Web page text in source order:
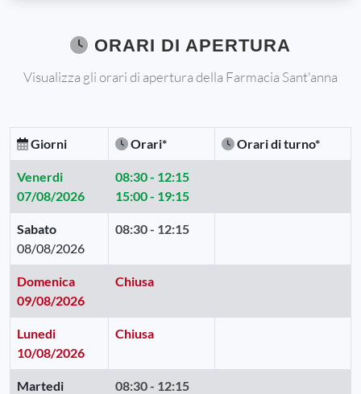
ORARI DI APERTURA
Visualizza gli orari di apertura della Farmacia Sant'anna
Giorni Orari* Orari di turno*
Venerdi
07/08/2026
08:30 - 12:15
15:00 - 19:15
Sabato
08/08/2026
08:30 - 12:15
Domenica
09/08/2026
Chiusa
Lunedi
10/08/2026
Chiusa
Martedi
08:30 - 12:15